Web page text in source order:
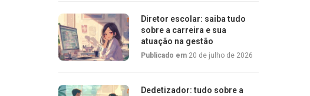
Diretor escolar: saiba tudo
sobre a carreira e sua
atuação na gestão
Publicado em 20 de julho de 2026
Dedetizador: tudo sobre a